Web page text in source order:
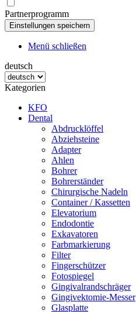
Partnerprogramm
Menü schließen
deutsch
Kategorien
KFO
Dental
Abdrucklöffel
Abziehsteine
Adapter
Ahlen
Bohrer
Bohrerständer
Chirurgische Nadeln
Container / Kassetten
Elevatorium
Endodontie
Exkavatoren
Farbmarkierung
Filter
Fingerschützer
Fotospiegel
Gingivalrandschräger
Gingivektomie-Messer
Glasplatte